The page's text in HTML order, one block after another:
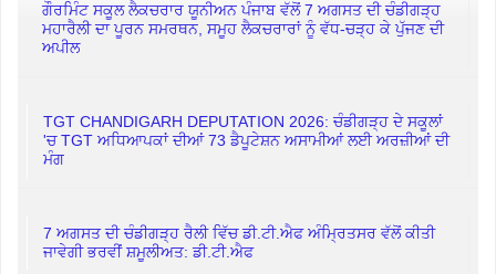
ਗੌਰਮਿੰਟ ਸਕੂਲ ਲੈਕਚਰਾਰ ਯੂਨੀਅਨ ਪੰਜਾਬ ਵੱਲੋਂ 7 ਅਗਸਤ ਦੀ ਚੰਡੀਗੜ੍ਹ
ਮਹਾਰੈਲੀ ਦਾ ਪੂਰਨ ਸਮਰਥਨ, ਸਮੂਹ ਲੈਕਚਰਾਰਾਂ ਨੂੰ ਵੱਧ-ਚੜ੍ਹ ਕੇ ਪੁੱਜਣ ਦੀ
ਅਪੀਲ
TGT CHANDIGARH DEPUTATION 2026: ਚੰਡੀਗੜ੍ਹ ਦੇ ਸਕੂਲਾਂ
'ਚ TGT ਅਧਿਆਪਕਾਂ ਦੀਆਂ 73 ਡੈਪੂਟੇਸ਼ਨ ਅਸਾਮੀਆਂ ਲਈ ਅਰਜ਼ੀਆਂ ਦੀ
ਮੰਗ
7 ਅਗਸਤ ਦੀ ਚੰਡੀਗੜ੍ਹ ਰੈਲੀ ਵਿੱਚ ਡੀ.ਟੀ.ਐਫ ਅੰਮ੍ਰਿਤਸਰ ਵੱਲੋਂ ਕੀਤੀ
ਜਾਵੇਗੀ ਭਰਵੀਂ ਸ਼ਮੂਲੀਅਤ: ਡੀ.ਟੀ.ਐਫ